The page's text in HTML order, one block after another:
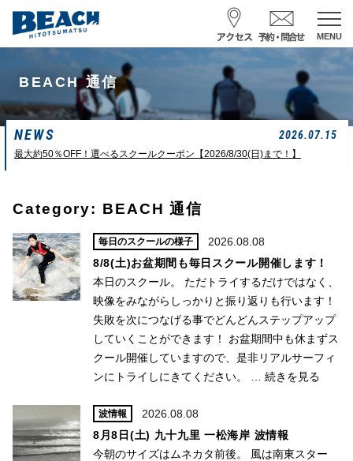
MENU
スクール予約・お問合せ
レンタル予約
サーフ ナミイーヨ
0475-32-7314
一松海岸波情報
サイズ
ムネカタ前後
状態
ややザワ
風
東～南東
潮回り
H16:23
L 6:20 22:58
若潮
BEACH 通信
NEWS 2026.07.15
最大約50％OFF！選べるスクールクーポン【2026/8/30(日)まで！】
Category: BEACH 通信
毎日のスクールの様子
2026.08.08
8/8(土)お盆期間も毎日スクール開催します！
本日のスクール。 ただトライするだけではなく、
映像をみながらしっかりと振り返りも行います！
失敗を次につなげる事でどんどんステップアップ
していくことができます！ お盆期間中も休まずス
クール開催していますので、是非リアルサーフィ
ンにトライしにきてください。 … 続きを見る
波情報
2026.08.08
8月8日(土) 九十九里 一松海岸 波情報
今朝のサイズはムネカタ前後。 風は南東スター